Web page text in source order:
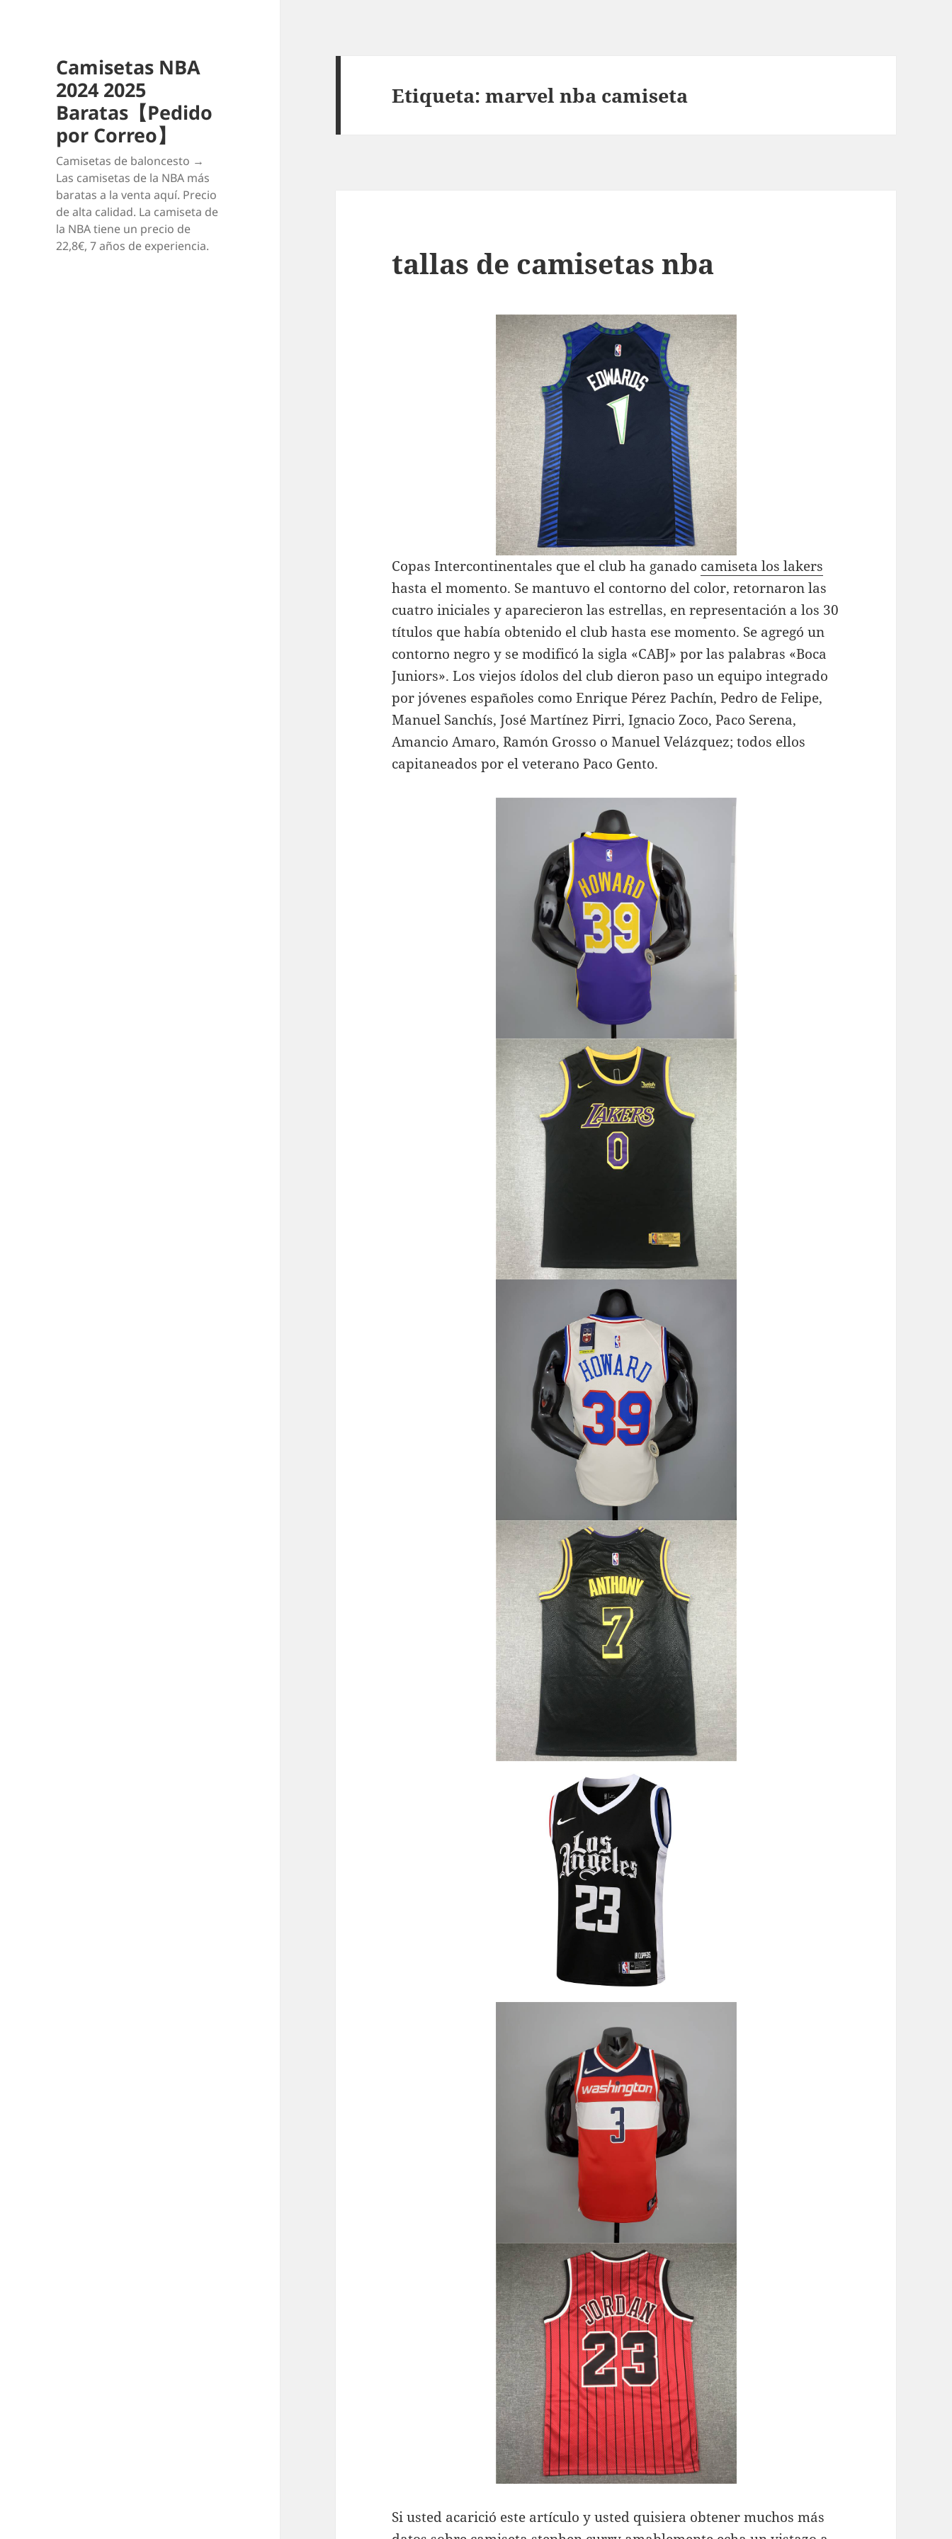
Camisetas NBA
2024 2025
Baratas【Pedido
por Correo】
Camisetas de baloncesto →
Las camisetas de la NBA más
baratas a la venta aquí. Precio
de alta calidad. La camiseta de
la NBA tiene un precio de
22,8€, 7 años de experiencia.
Etiqueta:marvel nba camiseta
tallas de camisetas nba
Copas Intercontinentales que el club ha ganado camiseta los lakers
hasta el momento. Se mantuvo el contorno del color, retornaron las
cuatro iniciales y aparecieron las estrellas, en representación a los 30
títulos que había obtenido el club hasta ese momento. Se agregó un
contorno negro y se modificó la sigla «CABJ» por las palabras «Boca
Juniors». Los viejos ídolos del club dieron paso un equipo integrado
por jóvenes españoles como Enrique Pérez Pachín, Pedro de Felipe,
Manuel Sanchís, José Martínez Pirri, Ignacio Zoco, Paco Serena,
Amancio Amaro, Ramón Grosso o Manuel Velázquez; todos ellos
capitaneados por el veterano Paco Gento.
Si usted acarició este artículo y usted quisiera obtener muchos más